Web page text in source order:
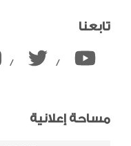
تابعنا
/ /
مساحة إعلانية